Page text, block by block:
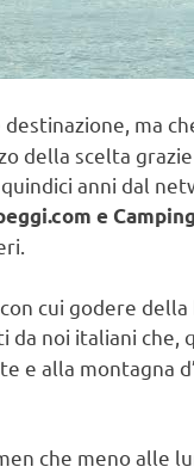
destinazione, ma
della scelta
anni dal
e
cui godere
da noi italiani
e alla montagna
che meno alle